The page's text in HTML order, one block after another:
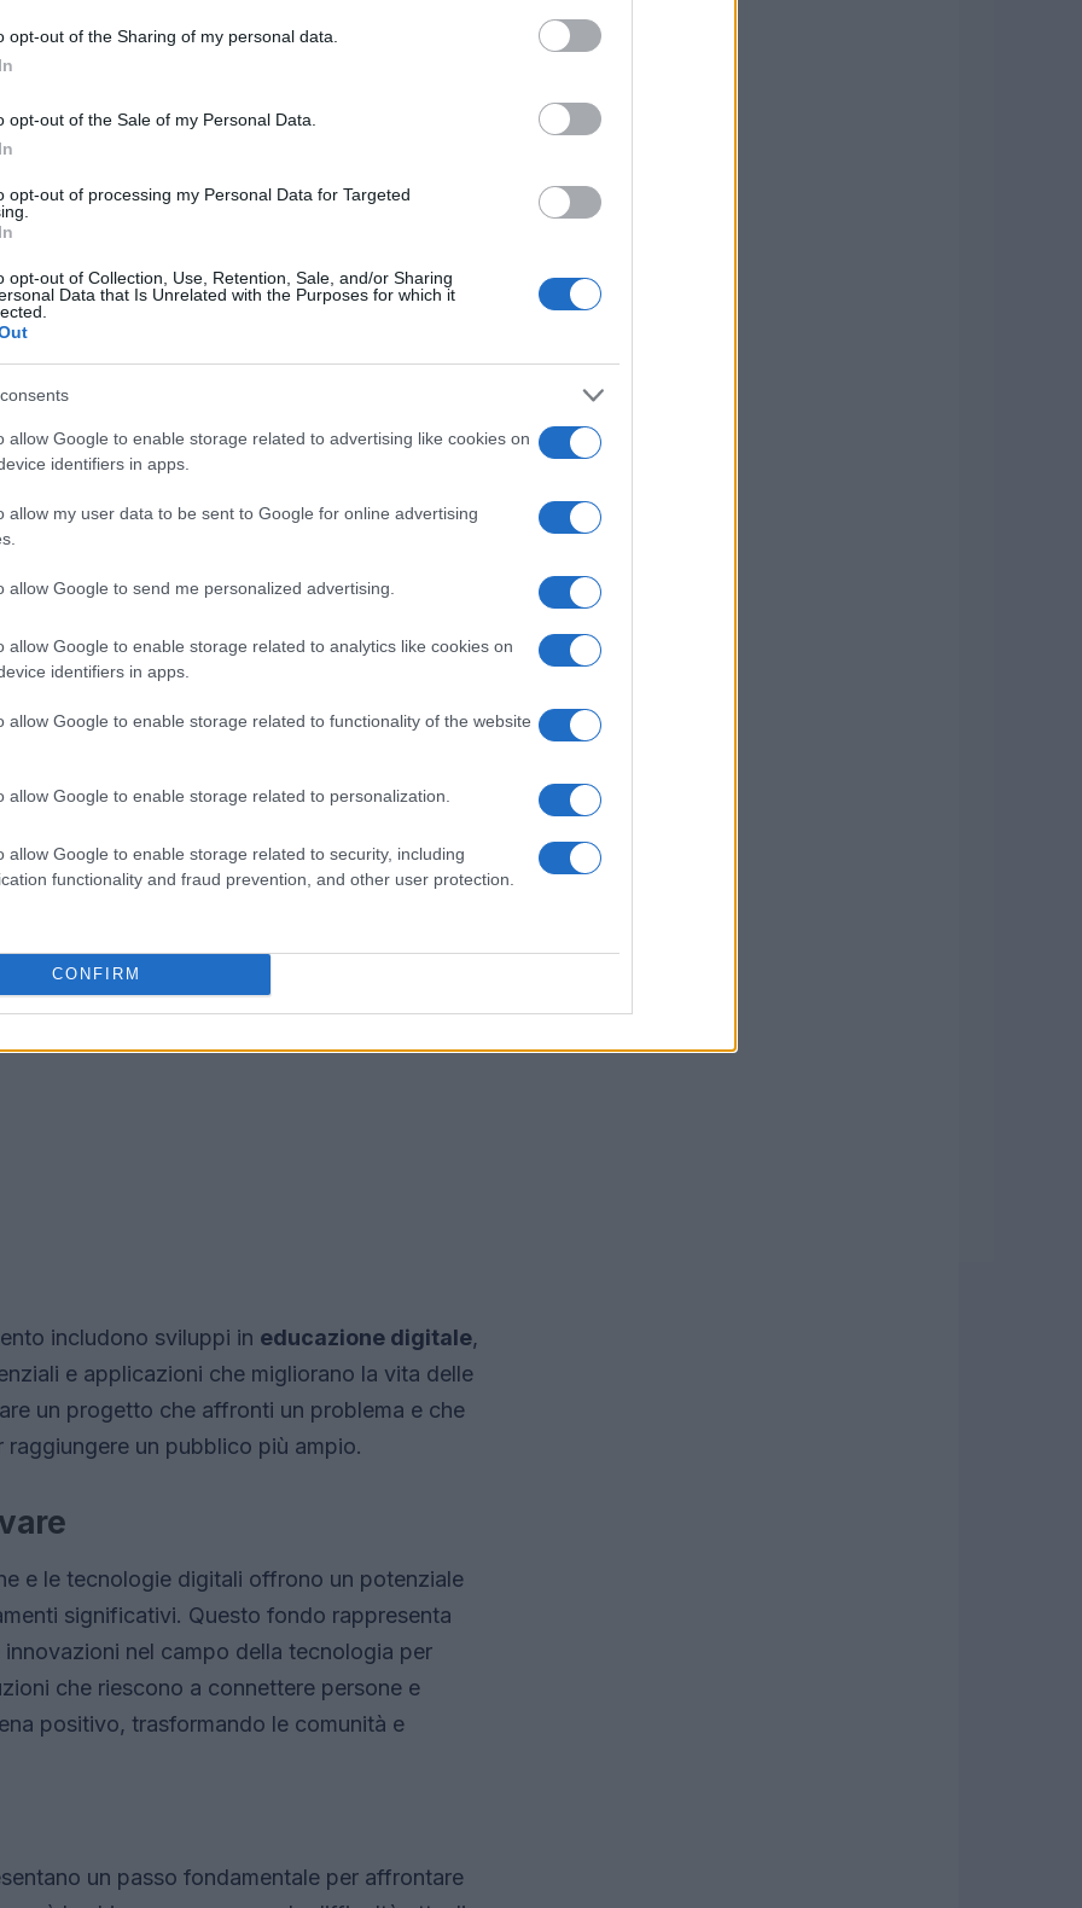
opt-out of the Sharing of my personal data.
opt-out of the Sale of my Personal Data.
opt-out of processing my Personal Data for Targeted
opt-out of Collection, Use, Retention, Sale, and/or Sharing
Data that Is Unrelated with the Purposes for which it
allow Google to enable storage related to advertising like cookies on
identifiers in apps.
allow my user data to be sent to Google for online advertising
allow Google to send me personalized advertising.
allow Google to enable storage related to analytics like cookies on
identifiers in apps.
allow Google to enable storage related to functionality of the website
allow Google to enable storage related to personalization.
allow Google to enable storage related to security, including
functionality and fraud prevention, and other user protection.
CONFIRM
un finanziamento di £150,000
è rivolta a imprenditori sociali e
il proprio impatto. Il programma è
trasformare le tecnologie digitali in
un
Si accettano iniziative che mirano a
sanitari e a promuovere la sostenibilità
un avviamento o di un’organizzazione
innovativa e un piano per la sua attuazione.
unprogetto dettagliatoche evidenzi la
dimostrare come il progetto possa
Includere dati di supporto e testimonianze
la fattibilità e l’importanza.
includono sviluppi in educazione digitale,
e applicazioni che migliorano la vita delle
un progetto che affronti un problema e che
un pubblico più ampio.
e le tecnologie digitali offrono un potenziale
significativi. Questo fondo rappresenta
nel campo della tecnologia per
che riescono a connettere persone e
positivo, trasformando le comunità e
un passo fondamentale per affrontare